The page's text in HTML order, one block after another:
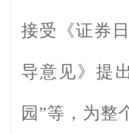
接受《证券
导意见》提
园”等，为整